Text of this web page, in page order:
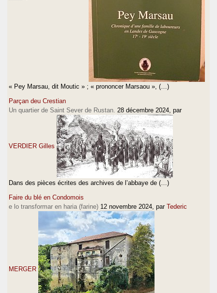
« Pey Marsau, dit Moutic » ; « prononcer Marsaou », (…)
Parçan deu Crestian
Un quartier de Saint Sever de Rustan. 28 décembre 2024 , par
VERDIER Gilles
Dans des pièces écrites des archives de l’abbaye de (…)
Faire du blé en Condomois
e lo transformar en haria (farine) 12 novembre 2024 , par Tederic
MERGER